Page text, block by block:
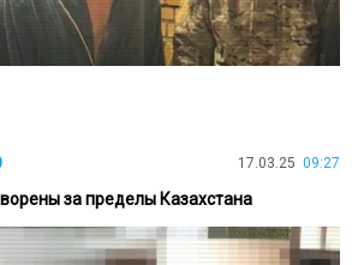
17.03.25 09:27
за пределы Казахстана